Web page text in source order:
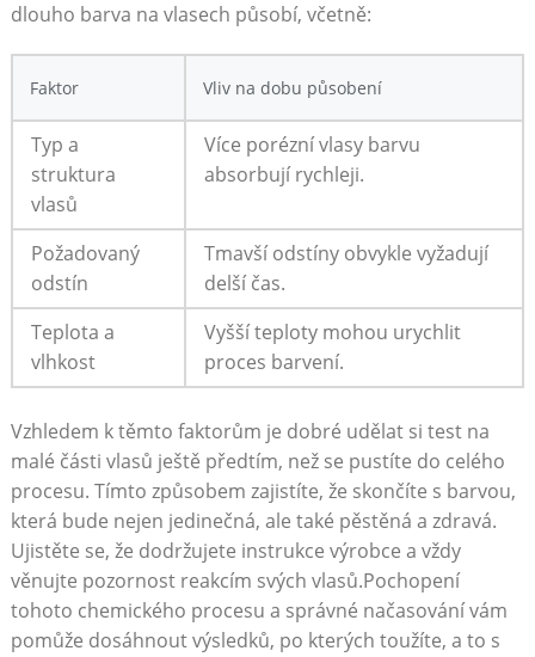
dlouho barva na vlasech ⁤působí, ‍včetně:
Faktor Vliv ​na dobu působení
Typ a
struktura
vlasů
Více porézní vlasy barvu
absorbují rychleji.
Požadovaný
odstín
Tmavší odstíny obvykle vyžadují
delší čas.
Teplota a
vlhkost
Vyšší teploty mohou urychlit
proces barvení.
Vzhledem k těmto faktorům je dobré udělat ⁤si test na
malé části vlasů ještě ⁣předtím, než se pustíte⁢ do celého
procesu. Tímto způsobem zajistíte, že skončíte s ⁢barvou,
která bude nejen jedinečná, ale ⁤také pěstěná a zdravá.
Ujistěte se, že dodržujete instrukce výrobce a vždy
věnujte pozornost ⁣reakcím svých vlasů.Pochopení
tohoto chemického procesu a správné načasování vám
pomůže dosáhnout výsledků, po kterých toužíte, a⁣ to s